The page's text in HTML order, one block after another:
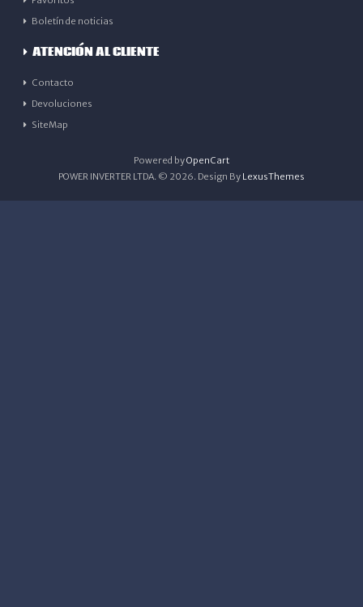
Boletín de noticias
ATENCIÓN AL CLIENTE
Contacto
Devoluciones
SiteMap
Powered byOpenCart
POWER INVERTER LTDA. © 2026. Design By LexusThemes